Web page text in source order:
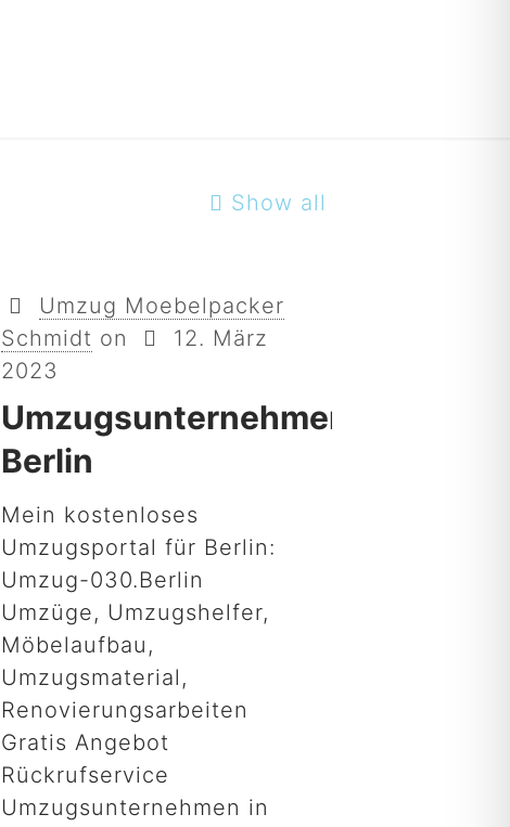
Show all
Umzug Moebelpacker
Schmidt on
12. März
2023
Umzugsunternehmen
Berlin
Mein kostenloses
Umzugsportal für Berlin:
Umzug-030.Berlin
Umzüge, Umzugshelfer,
Möbelaufbau,
Umzugsmaterial,
Renovierungsarbeiten
Gratis Angebot
Rückrufservice
Umzugsunternehmen in